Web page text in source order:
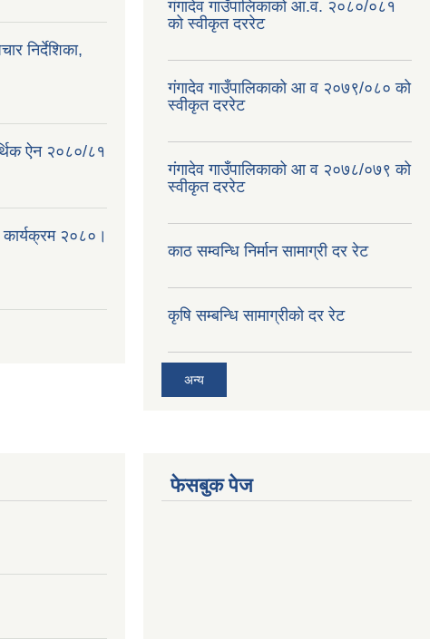
निर्देशिका,
ऐन २०८०/८१
कार्यक्रम २०८०।
गंगादेव गाउँपालिकाको आ.व. २०८०/०८१
को स्वीकृत दररेट
गंगादेव गाउँपालिकाको आ व २०७९/०८० को
स्वीकृत दररेट
गंगादेव गाउँपालिकाको आ व २०७८/०७९ को
स्वीकृत दररेट
काठ सम्वन्धि निर्मान सामाग्री दर रेट
कृषि सम्बन्धि सामाग्रीको दर रेट
अन्य
फेसबुक पेज